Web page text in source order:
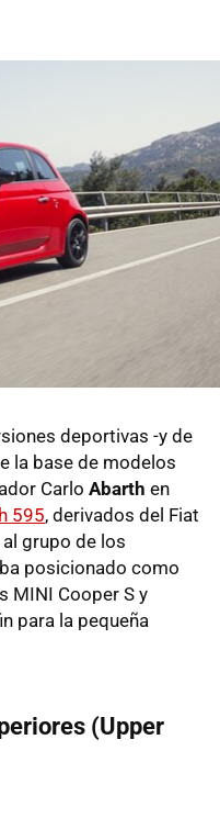
deportivas -y de
la base de modelos
Carlo Abarth en
595, derivados del Fiat
grupo de los
posicionado como
MINI Cooper S y
para la pequeña
(Upper